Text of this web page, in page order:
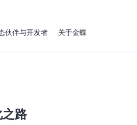
伙伴与开发者 关于金蝶
路